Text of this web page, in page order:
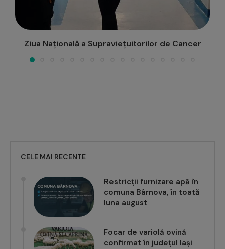
Echipament de radioterapie unic în România în
Restricții furnizare apă în
comuna Bârnova, în toată
Focar de variolă ovină